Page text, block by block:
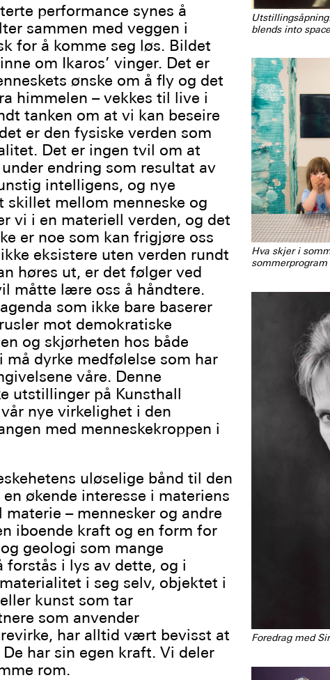
performance synes å
sammen med veggen i
for å komme seg løs. Bildet
om Ikaros’ vinger. Det er
ønske om å fly og det
himmelen – vekkes til live i
tanken om at vi kan beseire
er den fysiske verden som
Det er ingen tvil om at
endring som resultat av
intelligens, og nye
mellom menneske og
vi i en materiell verden, og det
er noe som kan frigjøre oss
eksistere uten verden rundt
høres ut, er det følger ved
måtte lære oss å håndtere.
som ikke bare baserer
mot demokratiske
og skjørheten hos både
må dyrke medfølelse som har
våre. Denne
utstillinger på Kunsthall
nye virkelighet i den
med menneskekroppen i
uløselige bånd til den
økende interesse i materiens
– mennesker og andre
iboende kraft og en form for
geologi som mange
forstås i lys av dette, og i
i seg selv, objektet i
kunst som tar
som anvender
har alltid vært bevisst at
har sin egen kraft. Vi deler
rom.
blends into
Hva skjer i
sommerprogram
Foredrag med